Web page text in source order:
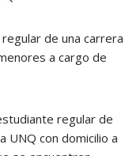
de una carrera
a cargo de
regular de
UNQ con domicilio a